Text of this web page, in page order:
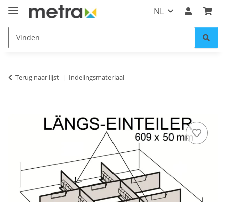
NL
Terug naar lijst Indelingsmateriaal